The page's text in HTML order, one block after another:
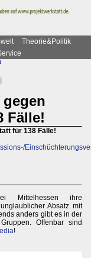
Theorie&Politik
Fälle!
für 138 Fälle!
Mittelhessen ihre
Absatz mit
anders gibt es in der
Offenbar sind
!